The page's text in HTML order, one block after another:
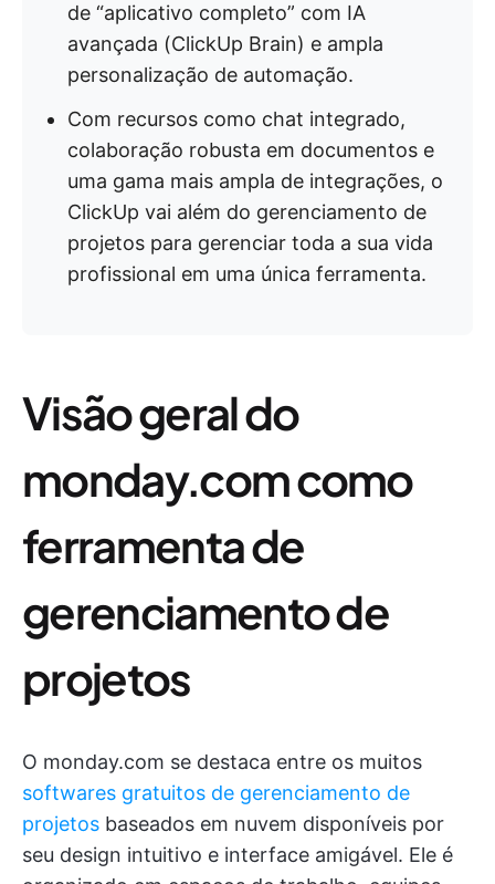
de “aplicativo completo” com IA
avançada (ClickUp Brain) e ampla
personalização de automação.
Com recursos como chat integrado,
colaboração robusta em documentos e
uma gama mais ampla de integrações, o
ClickUp vai além do gerenciamento de
projetos para gerenciar toda a sua vida
profissional em uma única ferramenta.
Visão geral do
monday.com como
ferramenta de
gerenciamento de
projetos
O monday.com se destaca entre os muitos
softwares gratuitos de gerenciamento de
projetos baseados em nuvem disponíveis por
seu design intuitivo e interface amigável. Ele é